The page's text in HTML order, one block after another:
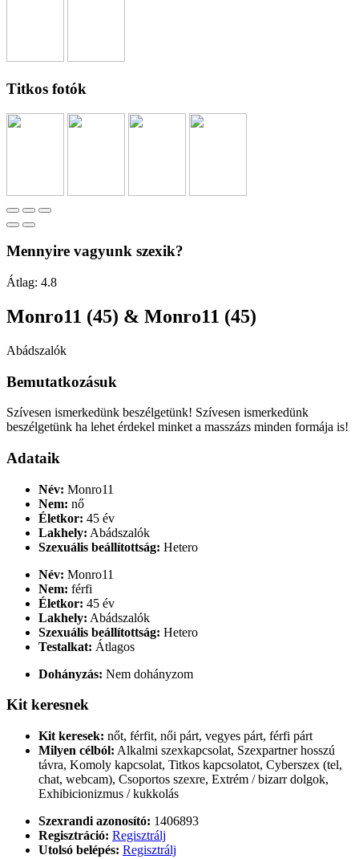
Titkos fotók
Mennyire vagyunk szexik?
Átlag: 4.8
Monro11 (45) & Monro11 (45)
Abádszalók
Bemutatkozásuk
Szívesen ismerkedünk beszélgetünk! Szívesen ismerkedünk
beszélgetünk ha lehet érdekel minket a masszázs minden formája is!
Adataik
Név: Monro11
Nem: nő
Életkor: 45 év
Lakhely: Abádszalók
Szexuális beállítottság: Hetero
Név: Monro11
Nem: férfi
Életkor: 45 év
Lakhely: Abádszalók
Szexuális beállítottság: Hetero
Testalkat: Átlagos
Dohányzás: Nem dohányzom
Kit keresnek
Kit keresek: nőt, férfit, női párt, vegyes párt, férfi párt
Milyen célból: Alkalmi szexkapcsolat, Szexpartner hosszú
távra, Komoly kapcsolat, Titkos kapcsolatot, Cyberszex (tel,
chat, webcam), Csoportos szexre, Extrém / bizarr dolgok,
Exhibicionizmus / kukkolás
Szexrandi azonosító: 1406893
Regisztráció: Regisztrálj
Utolsó belépés: Regisztrálj